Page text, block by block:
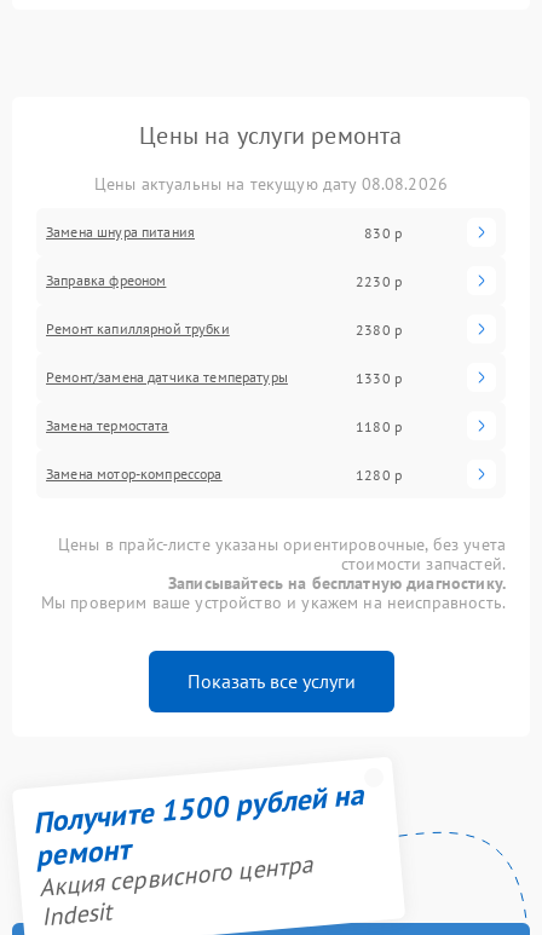
Цены на услуги ремонта
Цены актуальны на текущую дату 08.08.2026
Замена шнура питания 830 р
Заправка фреоном 2230 р
Ремонт капиллярной трубки 2380 р
Ремонт/замена датчика температуры 1330 р
Замена термостата 1180 р
Замена мотор-компрессора 1280 р
Цены в прайс-листе указаны ориентировочные, без учета
стоимости запчастей.
Записывайтесь на бесплатную диагностику.
Мы проверим ваше устройство и укажем на неисправность.
Показать все услуги
Получите 1500 рублей на
ремонт
Акция сервисного центра
Indesit